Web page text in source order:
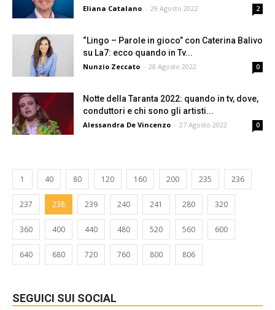
Eliana Catalano - 29 Agosto 2022 2
“Lingo – Parole in gioco” con Caterina Balivo
su La7: ecco quando in Tv...
Nunzio Zeccato - 28 Agosto 2022 0
Notte della Taranta 2022: quando in tv, dove,
conduttori e chi sono gli artisti...
Alessandra De Vincenzo - 27 Agosto 2022 0
1 40 80 120 160 200 235 236
237 238 239 240 241 280 320
360 400 440 480 520 560 600
640 680 720 760 800 806
SEGUICI SUI SOCIAL